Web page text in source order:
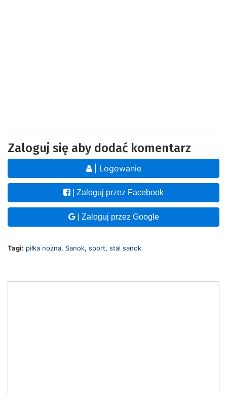
Zaloguj się aby dodać komentarz
| Logowanie
| Zaloguj przez Facebook
| Zaloguj przez Google
Tagi: piłka nożna, Sanok, sport, stal sanok